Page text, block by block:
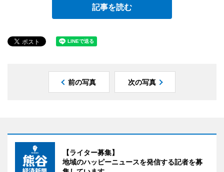
記事を読む
前の写真 次の写真
【ライター募集】
地域のハッピーニュースを発信する記者を募